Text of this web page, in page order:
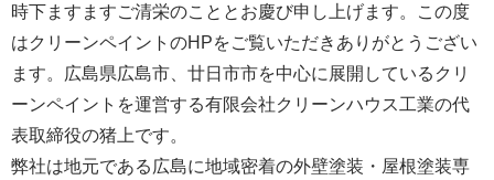
時下ますますご清栄のこととお慶び申し上げます。この度
はクリーンペイントのHPをご覧いただきありがとうござい
ます。広島県広島市、廿日市市を中心に展開しているクリ
ーンペイントを運営する有限会社クリーンハウス工業の代
表取締役の猪上です。
弊社は地元である広島に地域密着の外壁塗装・屋根塗装専